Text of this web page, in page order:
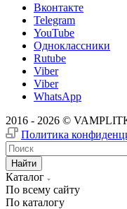
Вконтакте
Telegram
YouTube
Одноклассники
Rutube
Viber
Viber
WhatsApp
2016 - 2026 ©
Политика
Найти
Каталог
По всему сайту
По каталогу